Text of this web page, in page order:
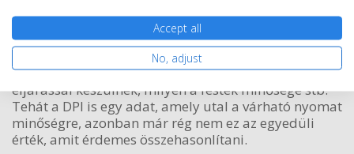
több pont van egy adott területen, annál
részletgazdagabb, pontosabb lesz a nyomtatási kép.
Azonban a végeredményt jelentősen befolyásolja az
is, hogy azok a pontok mennyire pontosak, milyen
eljárással készülnék, milyen a festék minősége stb.
Tehát a DPI is egy adat, amely utal a várható nyomat
minőségre, azonban már rég nem ez az egyedüli
érték, amit érdemes összehasonlítani.
Accept all
No, adjust